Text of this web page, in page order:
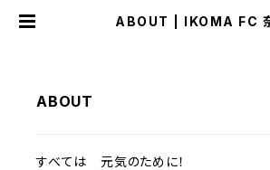
ABOUT | IKOMA FC
ABOUT
すべては 元気のために！